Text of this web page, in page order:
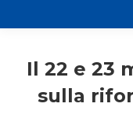
Il 22 e 23
sulla